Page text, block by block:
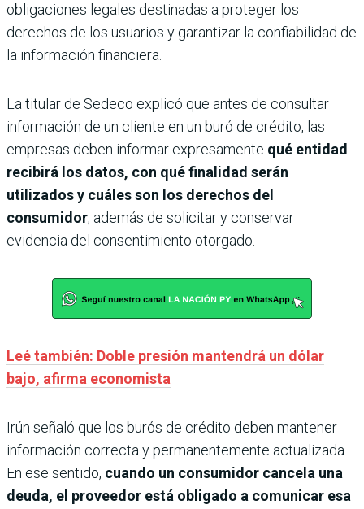
obligaciones legales destinadas a proteger los
derechos de los usuarios y garantizar la confiabilidad de
la información financiera.
La titular de Sedeco explicó que antes de consultar
información de un cliente en un buró de crédito, las
empresas deben informar expresamente qué entidad
recibirá los datos, con qué finalidad serán
utilizados y cuáles son los derechos del
consumidor, además de solicitar y conservar
evidencia del consentimiento otorgado.
Leé también: Doble presión mantendrá un dólar
bajo, afirma economista
Irún señaló que los burós de crédito deben mantener
información correcta y permanentemente actualizada.
En ese sentido, cuando un consumidor cancela una
deuda, el proveedor está obligado a comunicar esa